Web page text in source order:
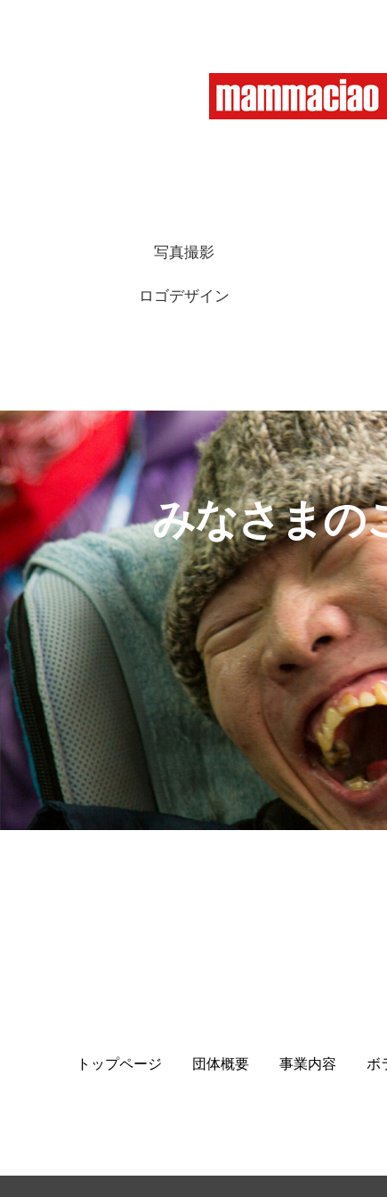
写真撮影
ロゴデザイン
みなさまの
トップページ 団体概要 事業内容 ボ